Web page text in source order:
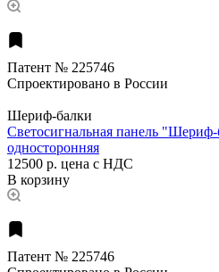
Патент № 225746
Спроектировано в России
Шериф-балки
Светосигнальная панель
односторонняя
12500 р. цена с НДС
В корзину
Патент № 225746